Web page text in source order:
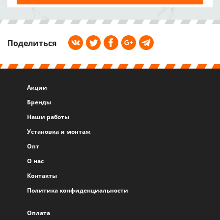
Поделиться
Акции
Бренды
Наши работы
Установка и монтаж
Опт
О нас
Контакты
Политика конфиденциальности
Оплата